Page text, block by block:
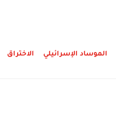
الموساد الإسرائيلي الاختراق